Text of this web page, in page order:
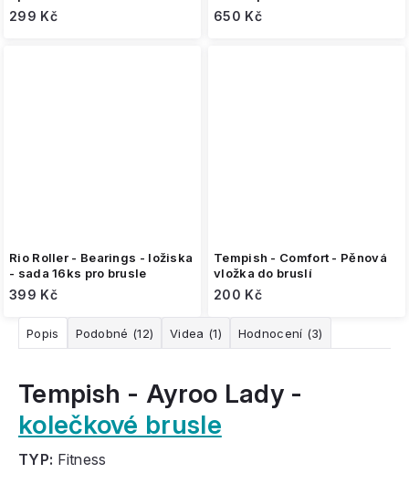
299 Kč 650 Kč
Rio Roller - Bearings - ložiska
- sada 16ks pro brusle
399 Kč
Tempish - Comfort - Pěnová
vložka do bruslí
200 Kč
Popis Podobné (12) Videa (1) Hodnocení (3)
Tempish - Ayroo Lady -
kolečkové brusle
TYP: Fitness